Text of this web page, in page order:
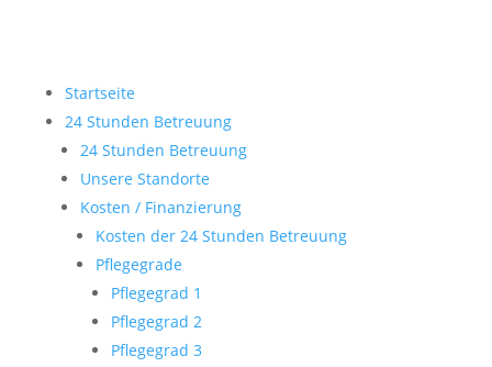
Startseite
24 Stunden Betreuung
24 Stunden Betreuung
Unsere Standorte
Kosten / Finanzierung
Kosten der 24 Stunden Betreuung
Pflegegrade
Pflegegrad 1
Pflegegrad 2
Pflegegrad 3